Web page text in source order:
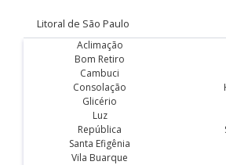
Litoral de São Paulo
Aclimação
Bom Retiro
Cambuci
Consolação
Glicério
Luz
República
Santa Efigênia
Vila Buarque